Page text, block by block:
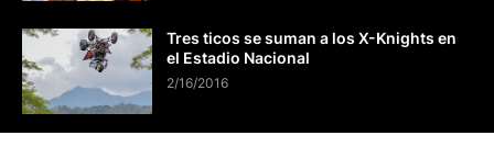
Tres ticos se suman a los X-Knights en
el Estadio Nacional
2/16/2016